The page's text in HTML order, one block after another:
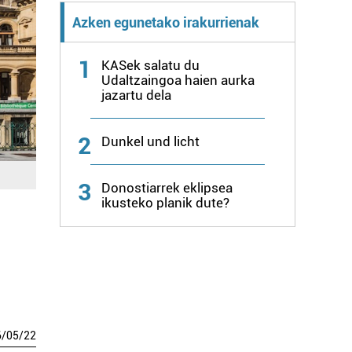
/05/22
Azken egunetako irakurrienak
1
KASek salatu du
Udaltzaingoa haien aurka
jazartu dela
2 Dunkel und licht
3
Donostiarrek eklipsea
ikusteko planik dute?